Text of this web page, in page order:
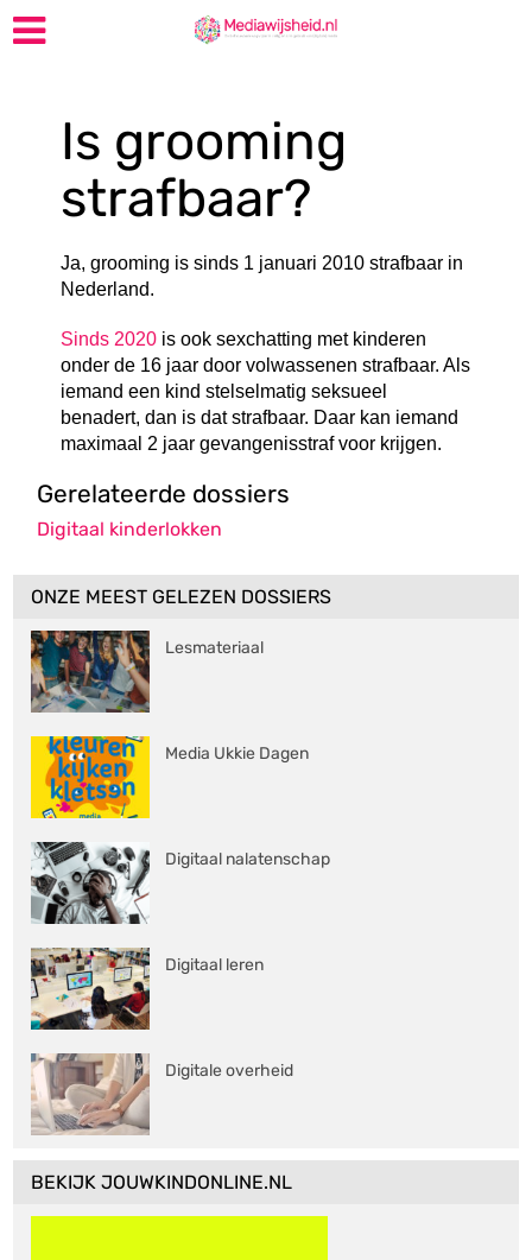
Is grooming
strafbaar?
Ja, grooming is sinds 1 januari 2010 strafbaar in
Nederland.
Sinds 2020 is ook sexchatting met kinderen
onder de 16 jaar door volwassenen strafbaar. Als
iemand een kind stelselmatig seksueel
benadert, dan is dat strafbaar. Daar kan iemand
maximaal 2 jaar gevangenisstraf voor krijgen.
Gerelateerde dossiers
Digitaal kinderlokken
ONZE MEEST GELEZEN DOSSIERS
Lesmateriaal
Media Ukkie Dagen
Digitaal nalatenschap
Digitaal leren
Digitale overheid
BEKIJK JOUWKINDONLINE.NL